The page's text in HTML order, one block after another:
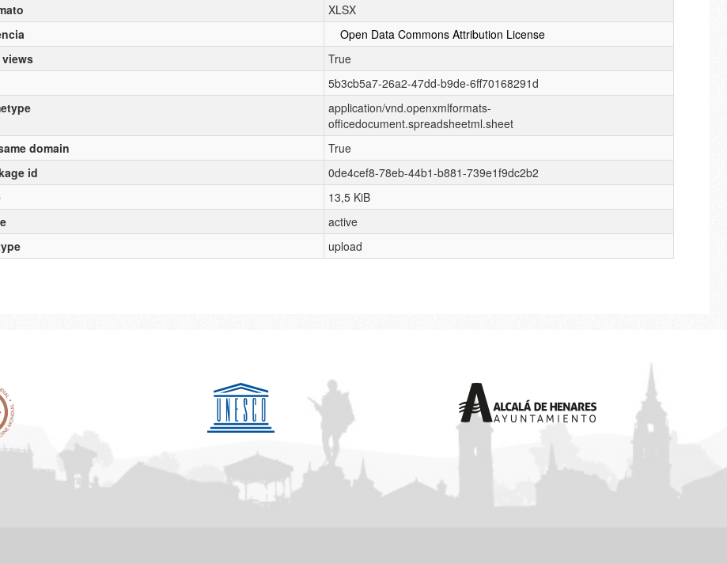
XLSX
Open Data Commons Attribution License
views
True
5b3cb5a7-26a2-47dd-b9de-6ff70168291d
application/vnd.openxmlformats-
officedocument.spreadsheetml.sheet
domain
True
id
0de4cef8-78eb-44b1-b881-739e1f9dc2b2
13,5 KiB
active
upload